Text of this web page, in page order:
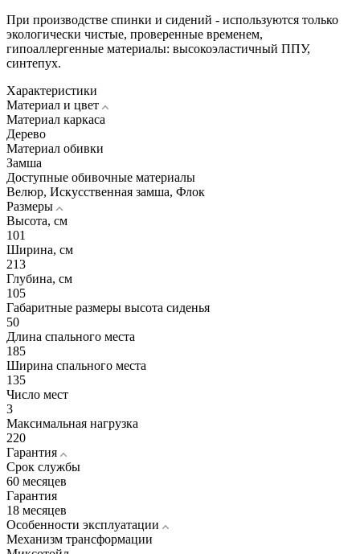
При производстве спинки и сидений - используются только
экологически чистые, проверенные временем,
гипоаллергенные материалы: высокоэластичный ППУ,
синтепух.
Характеристики
Материал и цвет
Материал каркаса
Дерево
Материал обивки
Замша
Доступные обивочные материалы
Велюр, Искусственная замша, Флок
Размеры
Высота, см
101
Ширина, см
213
Глубина, см
105
Габаритные размеры высота сиденья
50
Длина спального места
185
Ширина спального места
135
Число мест
3
Максимальная нагрузка
220
Гарантия
Срок службы
60 месяцев
Гарантия
18 месяцев
Особенности эксплуатации
Механизм трансформации